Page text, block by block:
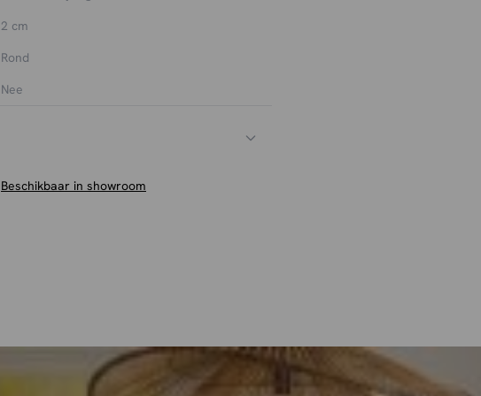
2 cm
Rond
Nee
Beschikbaar in showroom